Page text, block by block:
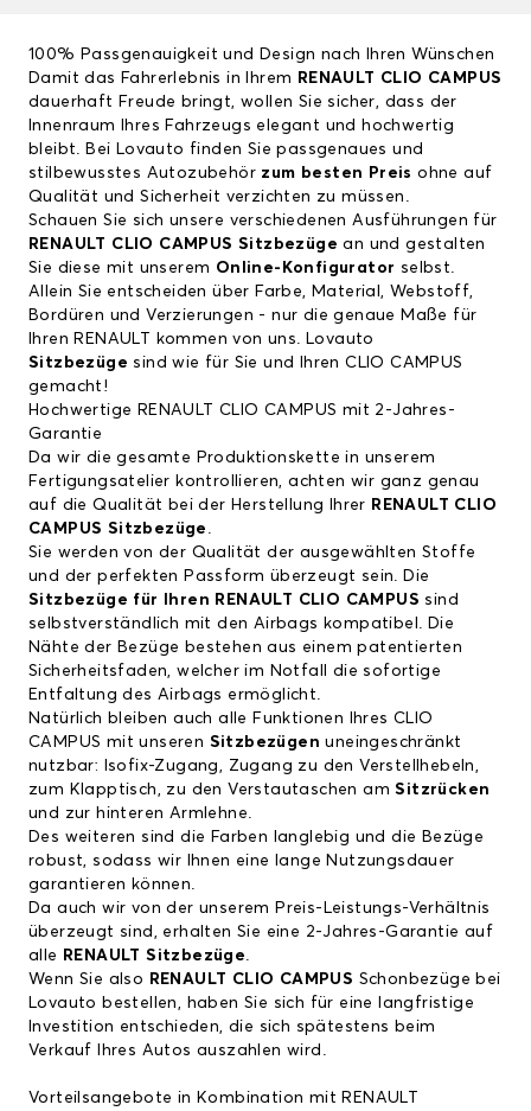
100% Passgenauigkeit und Design nach Ihren Wünschen
Damit das Fahrerlebnis in Ihrem RENAULT CLIO CAMPUS
dauerhaft Freude bringt, wollen Sie sicher, dass der
Innenraum Ihres Fahrzeugs elegant und hochwertig
bleibt. Bei Lovauto finden Sie passgenaues und
stilbewusstes Autozubehör zum besten Preis ohne auf
Qualität und Sicherheit verzichten zu müssen.
Schauen Sie sich unsere verschiedenen Ausführungen für
RENAULT CLIO CAMPUS Sitzbezüge an und gestalten
Sie diese mit unserem Online-Konfigurator selbst.
Allein Sie entscheiden über Farbe, Material, Webstoff,
Bordüren und Verzierungen - nur die genaue Maße für
Ihren RENAULT kommen von uns. Lovauto
Sitzbezüge sind wie für Sie und Ihren CLIO CAMPUS
gemacht!
Hochwertige RENAULT CLIO CAMPUS mit 2-Jahres-
Garantie
Da wir die gesamte Produktionskette in unserem
Fertigungsatelier kontrollieren, achten wir ganz genau
auf die Qualität bei der Herstellung Ihrer RENAULT CLIO
CAMPUS Sitzbezüge .
Sie werden von der Qualität der ausgewählten Stoffe
und der perfekten Passform überzeugt sein. Die
Sitzbezüge für Ihren RENAULT CLIO CAMPUS sind
selbstverständlich mit den Airbags kompatibel. Die
Nähte der Bezüge bestehen aus einem patentierten
Sicherheitsfaden, welcher im Notfall die sofortige
Entfaltung des Airbags ermöglicht.
Natürlich bleiben auch alle Funktionen Ihres CLIO
CAMPUS mit unseren Sitzbezügen uneingeschränkt
nutzbar: Isofix-Zugang, Zugang zu den Verstellhebeln,
zum Klapptisch, zu den Verstautaschen amSitzrücken
und zur hinteren Armlehne.
Des weiteren sind die Farben langlebig und die Bezüge
robust, sodass wir Ihnen eine lange Nutzungsdauer
garantieren können.
Da auch wir von der unserem Preis-Leistungs-Verhältnis
überzeugt sind, erhalten Sie eine 2-Jahres-Garantie auf
alle RENAULT Sitzbezüge.
Wenn Sie also RENAULT CLIO CAMPUS Schonbezüge bei
Lovauto bestellen, haben Sie sich für eine langfristige
Investition entschieden, die sich spätestens beim
Verkauf Ihres Autos auszahlen wird.
Vorteilsangebote in Kombination mit RENAULT